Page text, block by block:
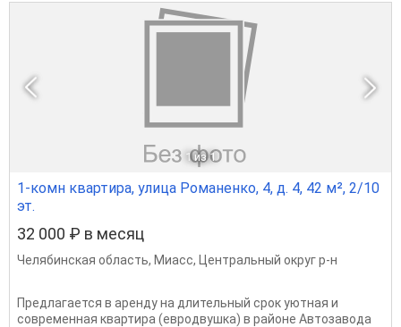
1 из 1
1-комн квартира, улица Романенко, 4, д. 4, 42 м², 2/10
эт.
32 000 ₽ в месяц
Челябинская область, Миасс, Центральный округ р-н
Предлагается в аренду на длительный срок уютная и
современная квартира (евродвушка) в районе Автозавода